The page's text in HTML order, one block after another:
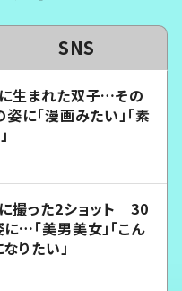
SNS
生まれた双子…その
に「漫画みたい」「素
撮った2ショット 30
…「美男美女」「こん
りたい」